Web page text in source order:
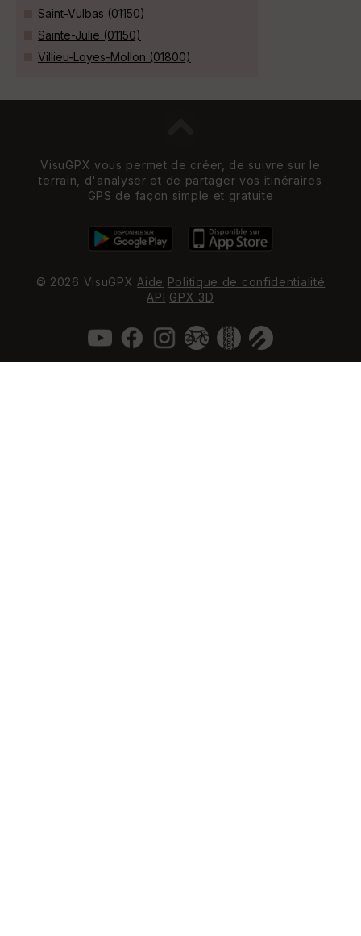
Saint-Vulbas (01150)
Sainte-Julie (01150)
Villieu-Loyes-Mollon (01800)
VisuGPX vous permet de créer, de suivre sur le
terrain, d'analyser et de partager vos itinéraires
GPS de façon simple et gratuite
© 2026 VisuGPX Aide Politique de confidentialité
API GPX 3D